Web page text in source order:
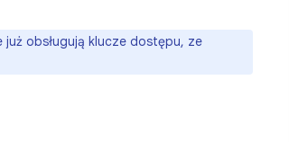
obsługują klucze dostępu, ze